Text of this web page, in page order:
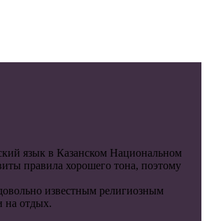
язык в Казанском Национальном
правила хорошего тона, поэтому
известным религиозным
на отдых.